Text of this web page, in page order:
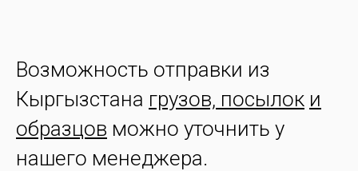
Возможность отправки из
Кыргызстана грузов, посылок и
образцов можно уточнить у
нашего менеджера.